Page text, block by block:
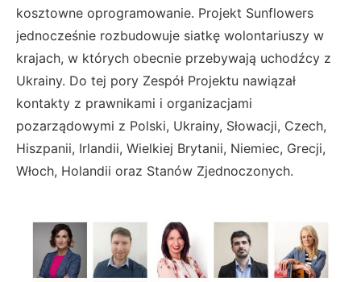
kosztowne oprogramowanie. Projekt Sunflowers
jednocześnie rozbudowuje siatkę wolontariuszy w
krajach, w których obecnie przebywają uchodźcy z
Ukrainy. Do tej pory Zespół Projektu nawiązał
kontakty z prawnikami i organizacjami
pozarządowymi z Polski, Ukrainy, Słowacji, Czech,
Hiszpanii, Irlandii, Wielkiej Brytanii, Niemiec, Grecji,
Włoch, Holandii oraz Stanów Zjednoczonych.